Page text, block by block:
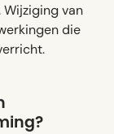
van
die